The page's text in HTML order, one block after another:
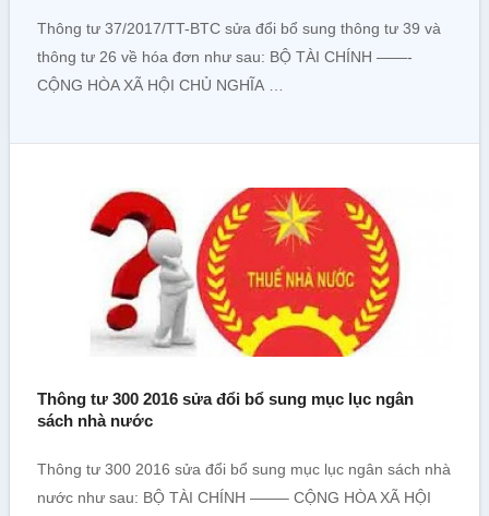
Thông tư 37/2017/TT-BTC sửa đổi bổ sung thông tư 39 và
thông tư 26 về hóa đơn như sau: BỘ TÀI CHÍNH ——-
CỘNG HÒA XÃ HỘI CHỦ NGHĨA …
Thông tư 300 2016 sửa đổi bổ sung mục lục ngân
sách nhà nước
Thông tư 300 2016 sửa đổi bổ sung mục lục ngân sách nhà
nước như sau: BỘ TÀI CHÍNH ——– CỘNG HÒA XÃ HỘI